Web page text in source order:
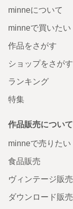
minneについて
minneで買いたい
作品をさがす
ショップをさがす
ランキング
特集
作品販売について
minneで売りたい
食品販売
ヴィンテージ販売
ダウンロード販売